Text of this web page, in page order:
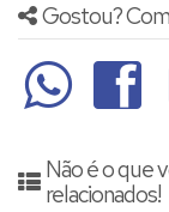
Gostou?
Não é o que
relacionados!